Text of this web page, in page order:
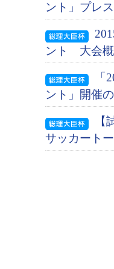
ント」プレ
ント 大会概
ント」開催
サッカート